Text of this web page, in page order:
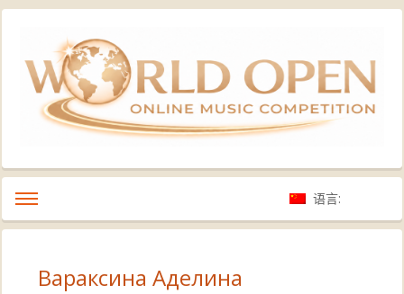
语言:
Вараксина Аделина